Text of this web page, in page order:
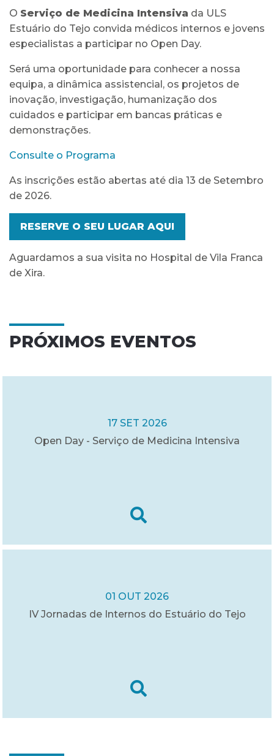
O Serviço de Medicina Intensiva da ULS
Estuário do Tejo convida médicos internos e jovens
especialistas a participar no Open Day.
Será uma oportunidade para conhecer a nossa
equipa, a dinâmica assistencial, os projetos de
inovação, investigação, humanização dos
cuidados e participar em bancas práticas e
demonstrações.
Consulte o Programa
As inscrições estão abertas até dia 13 de Setembro
de 2026.
RESERVE O SEU LUGAR AQUI
Aguardamos a sua visita no Hospital de Vila Franca
de Xira.
PRÓXIMOS EVENTOS
17 SET 2026
Open Day - Serviço de Medicina Intensiva
01 OUT 2026
IV Jornadas de Internos do Estuário do Tejo